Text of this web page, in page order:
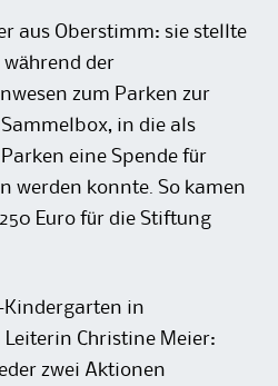
aus Oberstimm: sie stellte
der
zum Parken zur
in die als
eine Spende für
werden konnte. So kamen
Euro für die Stiftung
Kindergarten in
Christine Meier:
zwei Aktionen